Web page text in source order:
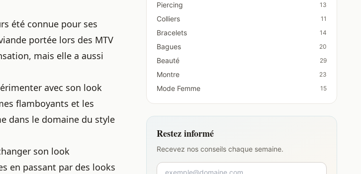
été connue pour ses
portée lors des MTV
mais elle a aussi
avec son look
flamboyants et les
dans le domaine du style
son look
en passant par des looks
Piercing 13
Colliers 11
Bracelets 14
Bagues 20
Beauté 29
Montre 23
Mode Femme 15
Restez informé
Recevez nos conseils chaque semaine.